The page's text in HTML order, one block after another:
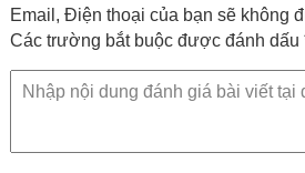
Email, Điện thoại của bạn sẽ không
Các trường bắt buộc được đánh dấu